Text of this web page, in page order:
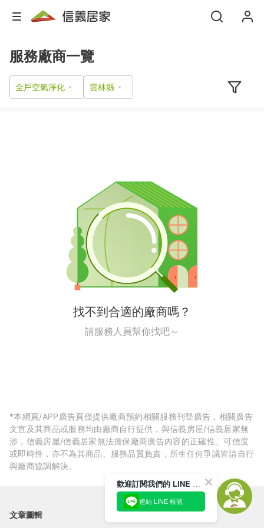
服務廠商一覽
全戶空氣淨化
找不到合適的廠商嗎？
請服務人員幫你找吧～
*本網頁/APP廣告頁僅提供廠商預約相關服務刊登廣告，相關廣告
文宣及其商品或服務均由廠商自行提供，與信義房屋/信義居家無
涉，信義房屋/信義居家無法擔保廠商廣告內容的正確性、可信度
或即時性，亦不為其商品、服務品質負責，所生任何爭議皆請自行
與廠商協調解決。
文章圖輯
歡迎訂閱我們的 LINE 官方帳號
連結 LINE 帳號